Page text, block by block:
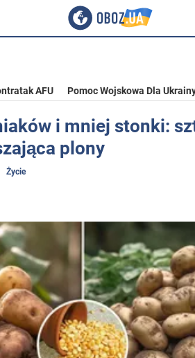
AFU Pomoc Wojskowa Dla
i mniej stonki:
plony
Życie